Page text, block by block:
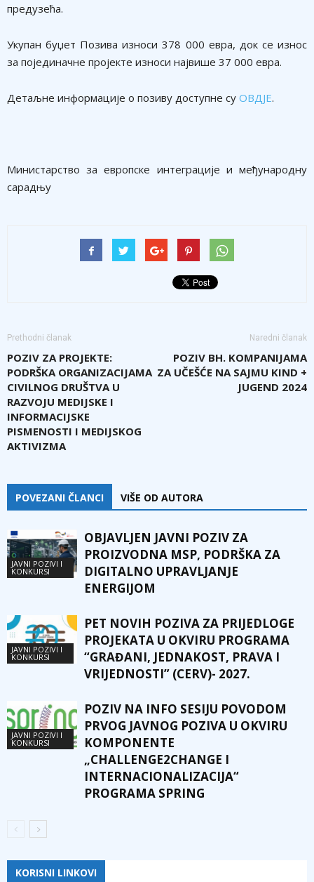
предузећа.
Укупан буџет Позива износи 378 000 евра, док се износ
за појединачне пројекте износи највише 37 000 евра.
Детаљне информације о позиву доступне су ОВДЈЕ.
Министарство за европске интеграције и међународну
сарадњу
Prethodni članak
POZIV ZA PROJEKTE:
PODRŠKA ORGANIZACIJAMA
CIVILNOG DRUŠTVA U
RAZVOJU MEDIJSKE I
INFORMACIJSKE
PISMENOSTI I MEDIJSKOG
AKTIVIZMA
Naredni članak
POZIV BH. KOMPANIJAMA
ZA UČEŠĆE NA SAJMU KIND +
JUGEND 2024
POVEZANI ČLANCI VIŠE OD AUTORA
JAVNI POZIVI I
KONKURSI
OBJAVLJEN JAVNI POZIV ZA
PROIZVODNA MSP, PODRŠKA ZA
DIGITALNO UPRAVLJANJE
ENERGIJOM
JAVNI POZIVI I
KONKURSI
PET NOVIH POZIVA ZA PRIJEDLOGE
PROJEKATA U OKVIRU PROGRAMA
“GRAĐANI, JEDNAKOST, PRAVA I
VRIJEDNOSTI” (CERV)- 2027.
JAVNI POZIVI I
KONKURSI
POZIV NA INFO SESIJU POVODOM
PRVOG JAVNOG POZIVA U OKVIRU
KOMPONENTE
„CHALLENGE2CHANGE I
INTERNACIONALIZACIJA“
PROGRAMA SPRING
KORISNI LINKOVI